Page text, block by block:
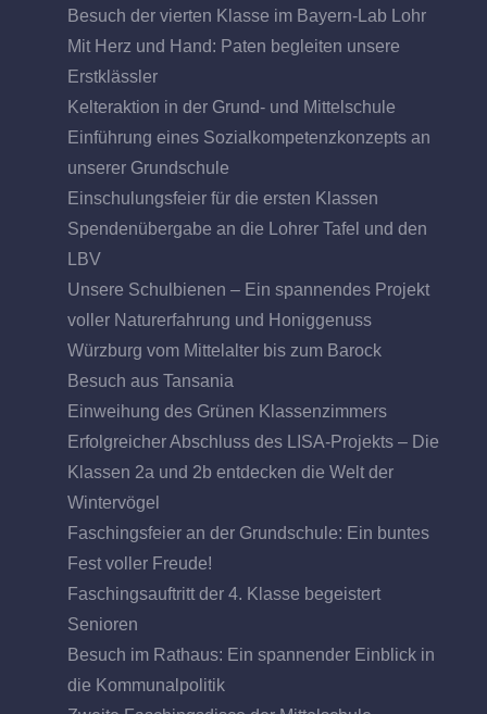
Besuch der vierten Klasse im Bayern-Lab Lohr
Mit Herz und Hand: Paten begleiten unsere
Erstklässler
Kelteraktion in der Grund- und Mittelschule
Einführung eines Sozialkompetenzkonzepts an
unserer Grundschule
Einschulungsfeier für die ersten Klassen
Spendenübergabe an die Lohrer Tafel und den
LBV
Unsere Schulbienen – Ein spannendes Projekt
voller Naturerfahrung und Honiggenuss
Würzburg vom Mittelalter bis zum Barock
Besuch aus Tansania
Einweihung des Grünen Klassenzimmers
Erfolgreicher Abschluss des LISA-Projekts – Die
Klassen 2a und 2b entdecken die Welt der
Wintervögel
Faschingsfeier an der Grundschule: Ein buntes
Fest voller Freude!
Faschingsauftritt der 4. Klasse begeistert
Senioren
Besuch im Rathaus: Ein spannender Einblick in
die Kommunalpolitik